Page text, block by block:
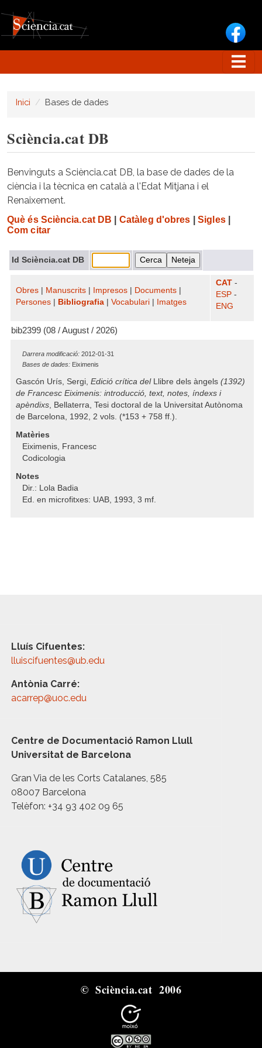
Inici Bases de dades
Sciència.cat DB
Benvinguts a Sciència.cat DB, la base de dades de la
ciència i la tècnica en català a l'Edat Mitjana i el
Renaixement.
Què és Sciència.cat DB Catàleg d'obres Sigles|
Com citar
Id Sciència.cat DB
Obres Manuscrits Impresos Documents
Persones
Bibliografia Vocabulari Imatges
CAT -
ESP -
ENG
bib2399 (08 / August / 2026)
Darrera modificació: 2012-01-31
Bases de dades: Eiximenis
Gascón Urís, Sergi, Edició crítica del Llibre dels àngels (1392)
de Francesc Eiximenis: introducció, text, notes, índexs i
apèndixs, Bellaterra, Tesi doctoral de la Universitat Autònoma
de Barcelona, 1992, 2 vols. (*153 + 758 ff.).
Matèries
Eiximenis, Francesc
Codicologia
Notes
Dir.: Lola Badia
Ed. en microfitxes: UAB, 1993, 3 mf.
Lluís Cifuentes:
lluiscifuentes@ub.edu
Antònia Carré:
acarrep@uoc.edu
Centre de Documentació Ramon Llull
Universitat de Barcelona
Gran Via de les Corts Catalanes, 585
08007 Barcelona
Telèfon: +34 93 402 09 65
© Sciència.cat 2006